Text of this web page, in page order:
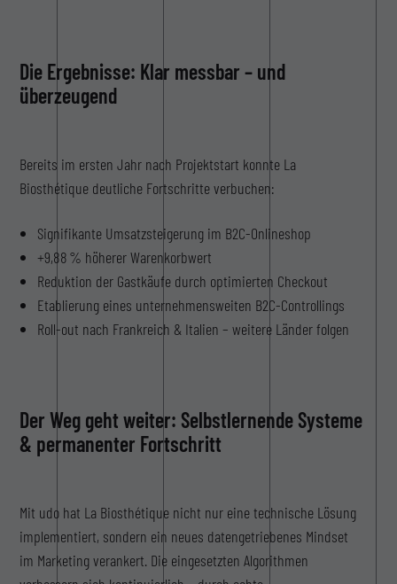
Die Ergebnisse: Klar messbar – und
überzeugend
Bereits im ersten Jahr nach Projektstart konnte La
Biosthétique deutliche Fortschritte verbuchen:
Signifikante Umsatzsteigerung im B2C-Onlineshop
+9,88 % höherer Warenkorbwert
Reduktion der Gastkäufe durch optimierten Checkout
Etablierung eines unternehmensweiten B2C-Controllings
Roll-out nach Frankreich & Italien – weitere Länder folgen
Der Weg geht weiter: Selbstlernende Systeme
& permanenter Fortschritt
Mit udo hat La Biosthétique nicht nur eine technische Lösung
implementiert, sondern ein neues datengetriebenes Mindset
im Marketing verankert. Die eingesetzten Algorithmen